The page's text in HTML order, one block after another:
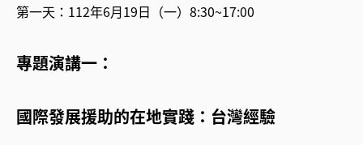
第一天：112年6月19日（一）8:30~17:00
專題演講一：
國際發展援助的在地實踐：台灣經驗